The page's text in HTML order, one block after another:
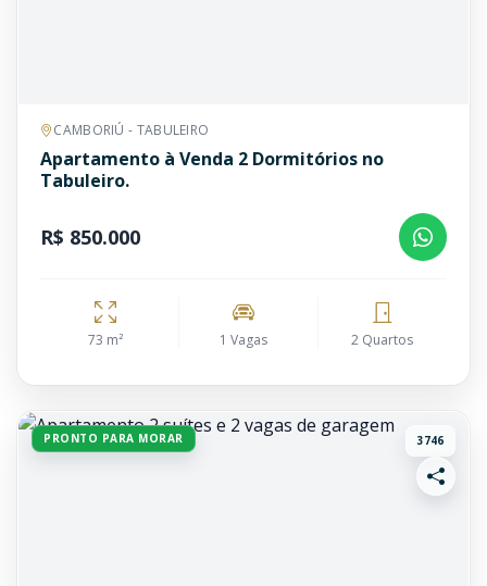
CAMBORIÚ - TABULEIRO
Apartamento à Venda 2 Dormitórios no
Tabuleiro.
R$ 850.000
73 m² 1 Vagas 2 Quartos
PRONTO PARA MORAR 3746